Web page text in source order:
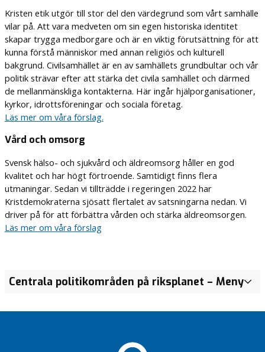
Kristen etik utgör till stor del den värdegrund som vårt samhälle
vilar på. Att vara medveten om sin egen historiska identitet
skapar trygga medborgare och är en viktig förutsättning för att
kunna förstå människor med annan religiös och kulturell
bakgrund. Civilsamhället är en av samhällets grundbultar och vår
politik strävar efter att stärka det civila samhället och därmed
de mellanmänskliga kontakterna. Här ingår hjälporganisationer,
kyrkor, idrottsföreningar och sociala företag.
Läs mer om våra förslag.
Vård och omsorg
Svensk hälso- och sjukvård och äldreomsorg håller en god
kvalitet och har högt förtroende. Samtidigt finns flera
utmaningar. Sedan vi tillträdde i regeringen 2022 har
Kristdemokraterna sjösatt flertalet av satsningarna nedan. Vi
driver på för att förbättra vården och stärka äldreomsorgen.
Läs mer om våra förslag
Centrala politikområden på riksplanet – Meny